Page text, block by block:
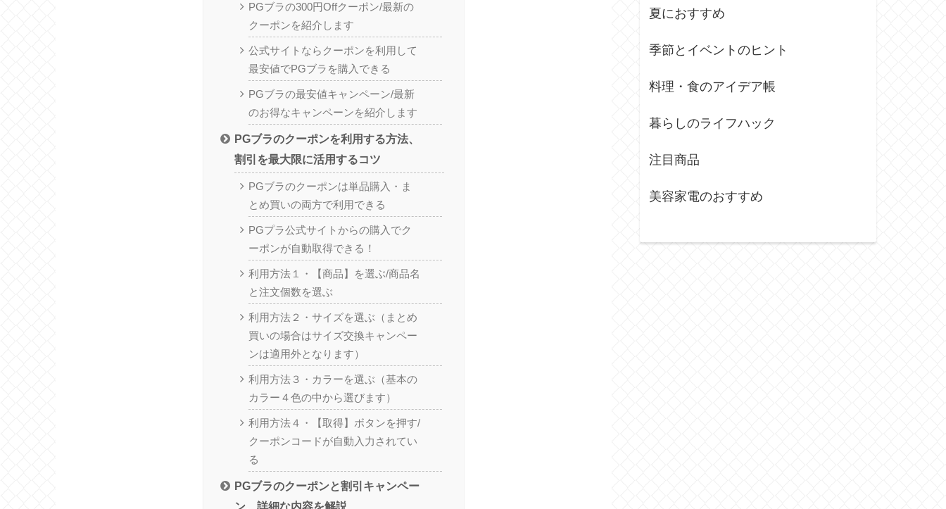
PGブラの300円Offクーポン/最新の
クーポンを紹介します
公式サイトならクーポンを利用して
最安値でPGブラを購入できる
PGブラの最安値キャンペーン/最新
のお得なキャンペーンを紹介します
PGブラのクーポンを利用する方法、
割引を最大限に活用するコツ
PGブラのクーポンは単品購入・ま
とめ買いの両方で利用できる
PGプラ公式サイトからの購入でク
ーポンが自動取得できる！
利用方法１・【商品】を選ぶ/商品名
と注文個数を選ぶ
利用方法２・サイズを選ぶ（まとめ
買いの場合はサイズ交換キャンペー
ンは適用外となります）
利用方法３・カラーを選ぶ（基本の
カラー４色の中から選びます）
利用方法４・【取得】ボタンを押す/
クーポンコードが自動入力されてい
る
PGブラのクーポンと割引キャンペー
ン、詳細な内容を解説
夏におすすめ
季節とイベントのヒント
料理・食のアイデア帳
暮らしのライフハック
注目商品
美容家電のおすすめ